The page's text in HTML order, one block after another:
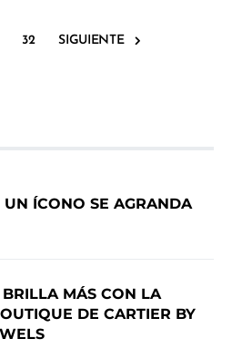
32 SIGUIENTE
ÍCONO SE AGRANDA
MÁS CON LA
DE CARTIER BY